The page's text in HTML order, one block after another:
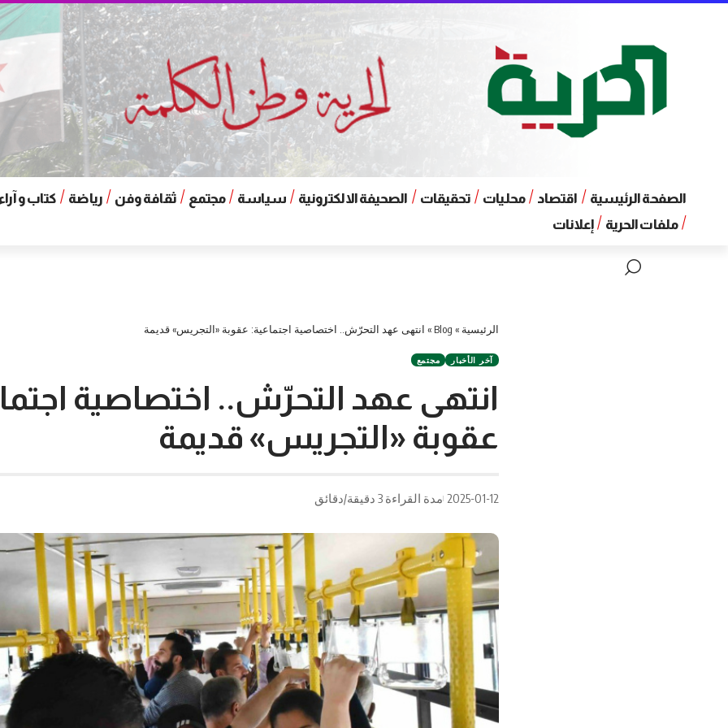
الصفحة الرئيسية اقتصاد محليات تحقيقات الصحيفة الالكترونية سياسة مجتمع ثقافة وفن رياضة
كتاب و
ملفات الحرية
إعلانات
الرئيسية »
Blog
» انتهى عهد التحرّش.. اختصاصية اجتماعية: عقوبة «التجريس» قديمة
آخر الأخبار مجتمع
انتهى عهد التحرّش.. اختصاصية
عقوبة «التجريس» قديمة
2025-01-12 مدة القراءة 3 دقيقة/دقائق